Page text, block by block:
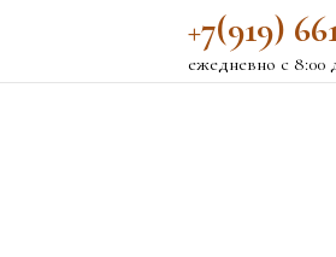
+7(919)
ежедневно с 8:00